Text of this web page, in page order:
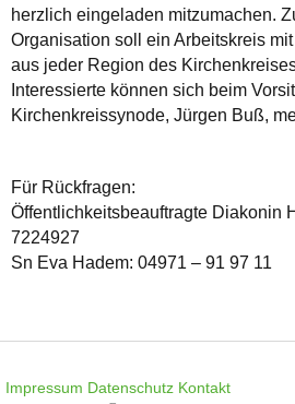
herzlich eingeladen mitzumachen.
Organisation soll ein Arbeitskreis
aus jeder Region des
Interessierte können sich beim
Kirchenkreissynode, Jürgen Buß,
Für Rückfragen:
Öffentlichkeitsbeauftragte Diakonin
7224927
Sn Eva Hadem: 04971 – 91 97 11
Impressum Datenschutz Kontakt